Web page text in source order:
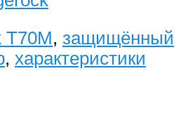
T70M, защищённый
, характеристики